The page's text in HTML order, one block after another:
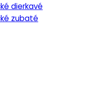
dierkavé
zubaté